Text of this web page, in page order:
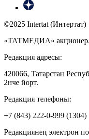
©2025 Intertat (Интертат)
«ТАТМЕДИА»
Редакция адресы:
420066, Татарстан
2нче йорт.
Редакция телефоны:
+7 (843) 222-0-999 (1304)
Редакциянең электрон